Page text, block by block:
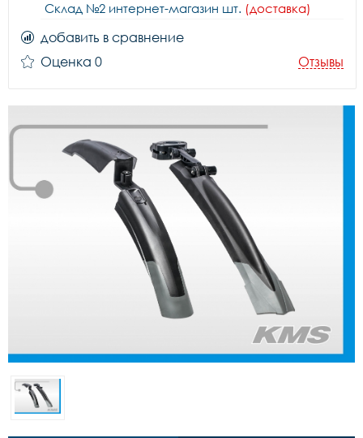
Склад №2 интернет-магазин шт. (доставка)
добавить в сравнение
Оценка 0
Отзывы